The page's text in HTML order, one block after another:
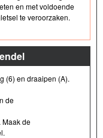
en met voldoende
te veroorzaken.
(6) en draaipen (A).
de
Maak de